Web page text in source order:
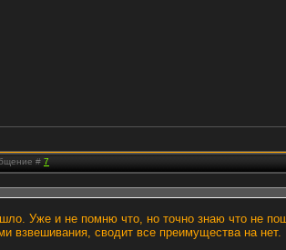
# 7
Уже и не помню что, но точно знаю что не
взвешивания, сводит все преимущества на нет.